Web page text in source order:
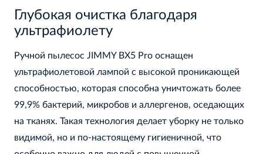
Глубокая очистка благодаря
ультрафиолету
Ручной пылесос JIMMY BX5 Pro оснащен
ультрафиолетовой лампой с высокой проникающей
способностью, которая способна уничтожать более
99,9% бактерий, микробов и аллергенов, оседающих
на тканях. Такая технология делает уборку не только
видимой, но и по-настоящему гигиеничной, что